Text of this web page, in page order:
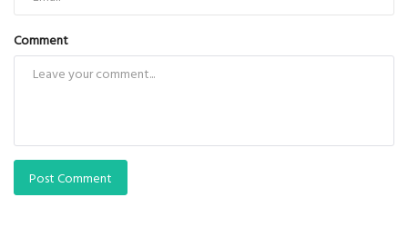
Comment
Post Comment